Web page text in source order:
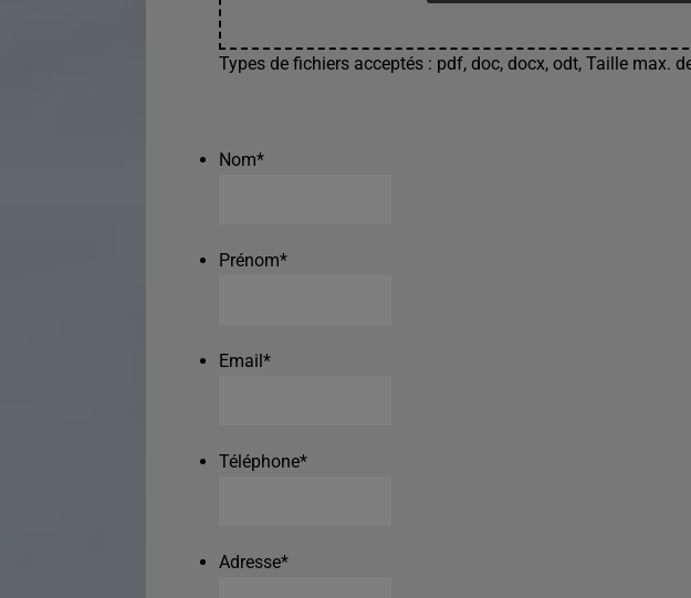
Types de fichiers acceptés : pdf, doc, docx, odt, Taille max.
Nom*
Prénom*
Email*
Téléphone*
Adresse*